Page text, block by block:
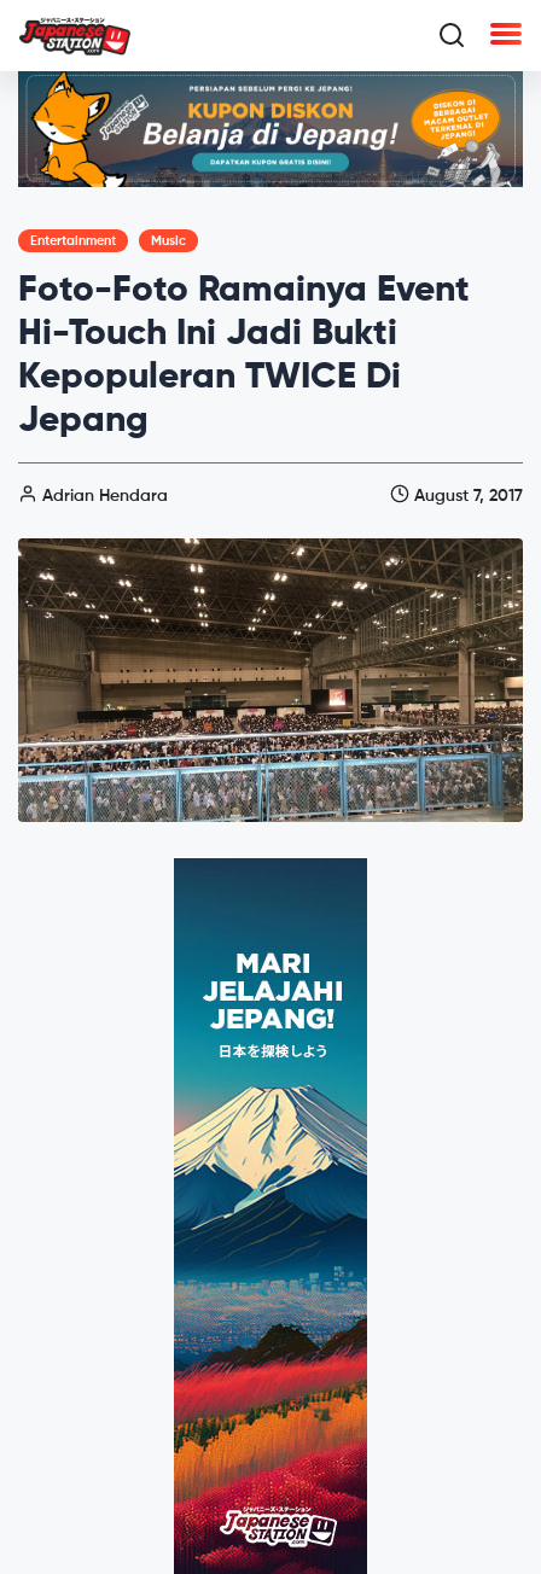
Entertainment Music
Foto-Foto Ramainya Event
Hi-Touch Ini Jadi Bukti
Kepopuleran TWICE Di
Jepang
Adrian Hendara August 7, 2017